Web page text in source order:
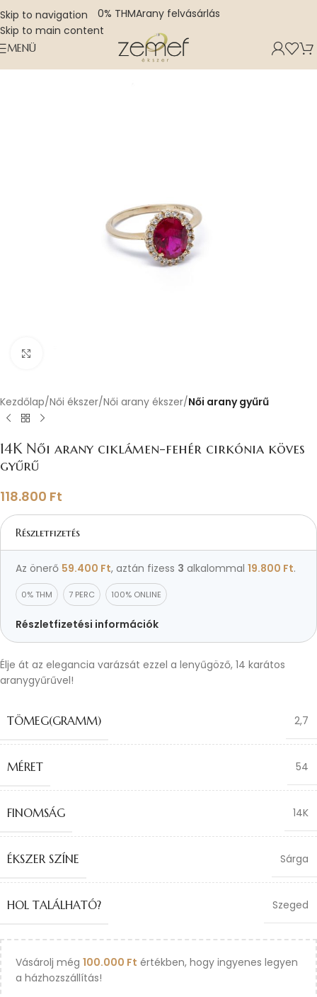
Skip to navigation
Skip to main content
0% THMArany felvásárlás
MENÜ
Kezdőlap Női ékszer Női arany ékszer Női arany gyűrű
14K Női arany ciklámen-fehér cirkónia köves
gyűrű
118.800 Ft
Részletfizetés
Az önerő 59.400 Ft, aztán fizess 3 alkalommal 19.800 Ft.
0% THM 7 PERC 100% ONLINE
Részletfizetési információk
Élje át az elegancia varázsát ezzel a lenyűgöző, 14 karátos
aranygyűrűvel!
TÖMEG(GRAMM) 2,7
MÉRET 54
FINOMSÁG 14K
ÉKSZER SZÍNE Sárga
HOL TALÁLHATÓ? Szeged
Vásárolj még 100.000 Ft értékben, hogy ingyenes legyen
a házhozszállítás!